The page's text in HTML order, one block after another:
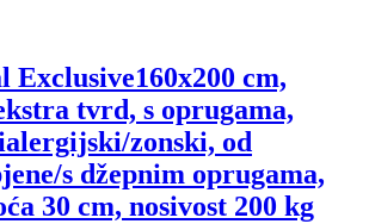
Exclusive160x200 cm,
tvrd, s oprugama,
zonski, od
s džepnim oprugama,
30 cm, nosivost 200 kg